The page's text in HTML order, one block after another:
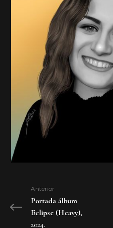
Anterior
Portada álbum
Eclipse (Heavy),
2024.